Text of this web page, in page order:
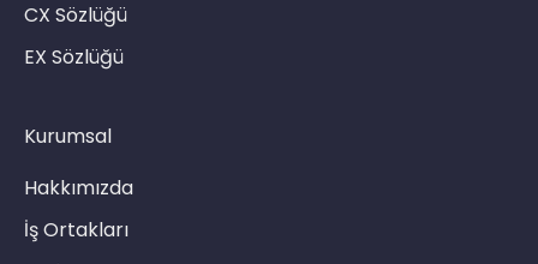
CX Sözlüğü
EX Sözlüğü
Kurumsal
Hakkımızda
İş Ortakları